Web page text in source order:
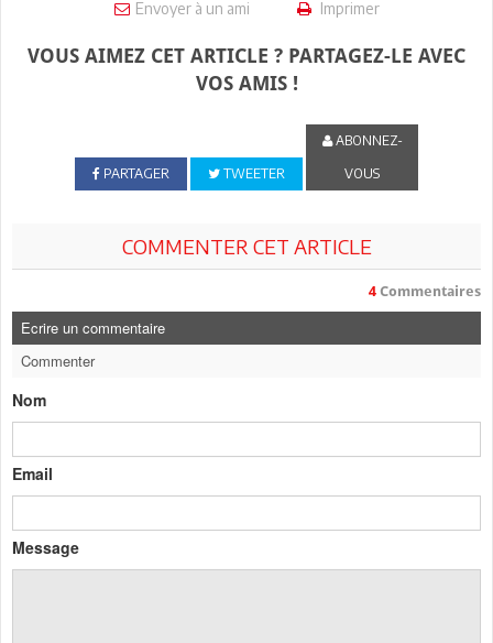
Envoyer à un ami Imprimer
VOUS AIMEZ CET ARTICLE ? PARTAGEZ-LE AVEC
VOS AMIS !
PARTAGER TWEETER
ABONNEZ-
VOUS
COMMENTER CET ARTICLE
4 Commentaires
Ecrire un commentaire
Commenter
Nom
Email
Message